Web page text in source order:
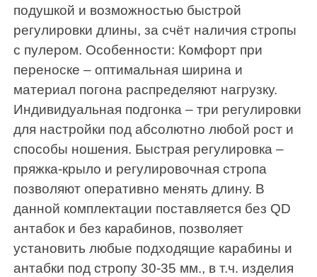
подушкой и возможностью быстрой
регулировки длины, за счёт наличия стропы
с пулером. Особенности: Комфорт при
переноске – оптимальная ширина и
материал погона распределяют нагрузку.
Индивидуальная подгонка – три регулировки
для настройки под абсолютно любой рост и
способы ношения. Быстрая регулировка –
пряжка-крыло и регулировочная стропа
позволяют оперативно менять длину. В
данной комплектации поставляется без QD
антабок и без карабинов, позволяет
установить любые подходящие карабины и
антабки под стропу 30-35 мм., в т.ч. изделия